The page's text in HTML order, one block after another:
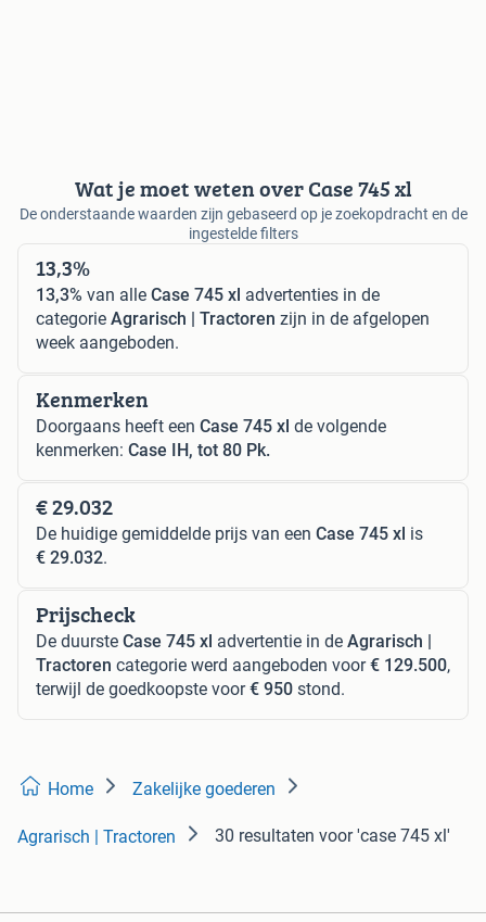
Wat je moet weten over Case 745 xl
De onderstaande waarden zijn gebaseerd op je zoekopdracht en de
ingestelde filters
13,3%
13,3% van alle Case 745 xl advertenties in de
categorie Agrarisch | Tractoren zijn in de afgelopen
week aangeboden.
Kenmerken
Doorgaans heeft een Case 745 xl de volgende
kenmerken: Case IH, tot 80 Pk.
€ 29.032
De huidige gemiddelde prijs van een Case 745 xl is
€ 29.032.
Prijscheck
De duurste Case 745 xl advertentie in de Agrarisch |
Tractoren categorie werd aangeboden voor€ 129.500,
terwijl de goedkoopste voor€ 950 stond.
Home Zakelijke goederen
Agrarisch | Tractoren 30 resultaten voor 'case 745 xl'